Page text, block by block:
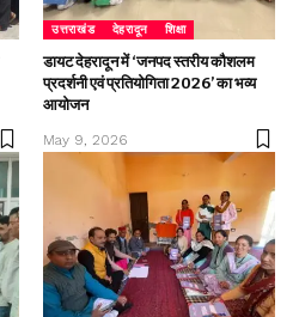
उत्तराखंड देहरादून शिक्षा
डायट देहरादून में ‘जनपद स्तरीय कौशलम
प्रदर्शनी एवं प्रतियोगिता 2026’ का भव्य
आयोजन
May 9, 2026